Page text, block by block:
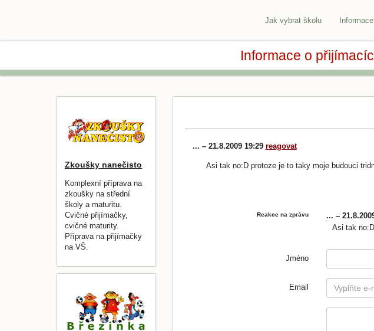
Jak vybrat školu
Informace o
Zkoušky nanečisto
Komplexní příprava na
zkoušky na střední
školy a maturitu.
Cvičné přijímačky,
cvičné maturity.
Příprava na přijímačky
na VŠ.
... – 21.8.2009 19:29 reagovat
Asi tak no:D protoze je to taky moje budouci
Reakce na zprávu
... –
Asi tak
Jméno
Email